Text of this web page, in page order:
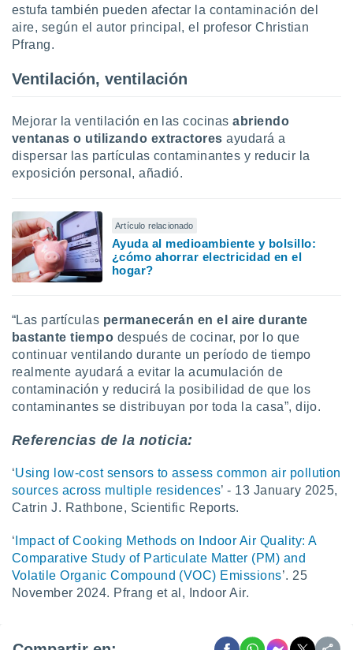
estufa también pueden afectar la contaminación del
aire, según el autor principal, el profesor Christian
Pfrang.
Ventilación, ventilación
Mejorar la ventilación en las cocinasabriendo
ventanas o utilizando extractores ayudará a
dispersar las partículas contaminantes y reducir la
exposición personal, añadió.
Artículo relacionado
Ayuda al medioambiente y bolsillo:
¿cómo ahorrar electricidad en el
hogar?
“Las partículas permanecerán en el aire durante
bastante tiempo después de cocinar, por lo que
continuar ventilando durante un período de tiempo
realmente ayudará a evitar la acumulación de
contaminación y reducirá la posibilidad de que los
contaminantes se distribuyan por toda la casa”, dijo.
Referencias de la noticia:
‘Using low-cost sensors to assess common air pollution
sources across multiple residences’ - 13 January 2025,
Catrin J. Rathbone, Scientific Reports.
‘ Impact of Cooking Methods on Indoor Air Quality: A
Comparative Study of Particulate Matter (PM) and
Volatile Organic Compound (VOC) Emissions’. 25
November 2024. Pfrang et al, Indoor Air.